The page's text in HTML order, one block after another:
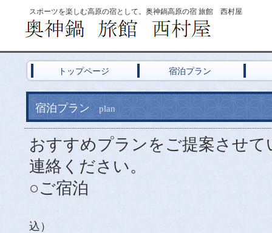
スポーツを楽しむ高原の宿として。奥神鍋高原の宿 旅館 西村屋
宿泊プラン plan
おすすめプランをご提案させ
連絡ください。
○ご宿泊
込）
トップページ 宿泊プラン